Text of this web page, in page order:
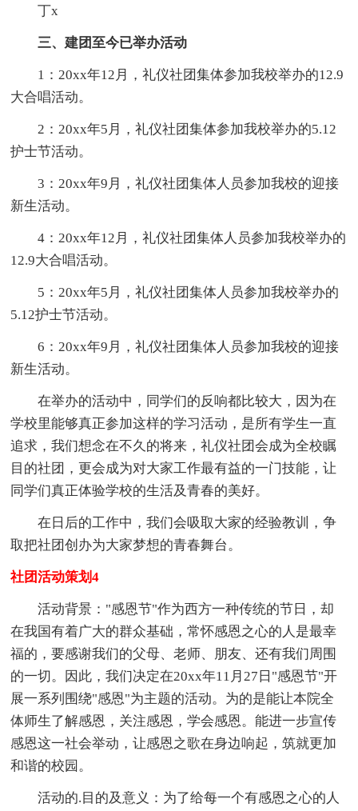
丁x
三、建团至今已举办活动
1：20xx年12月，礼仪社团集体参加我校举办的12.9
大合唱活动。
2：20xx年5月，礼仪社团集体参加我校举办的5.12
护士节活动。
3：20xx年9月，礼仪社团集体人员参加我校的迎接
新生活动。
4：20xx年12月，礼仪社团集体人员参加我校举办的
12.9大合唱活动。
5：20xx年5月，礼仪社团集体人员参加我校举办的
5.12护士节活动。
6：20xx年9月，礼仪社团集体人员参加我校的迎接
新生活动。
在举办的活动中，同学们的反响都比较大，因为在
学校里能够真正参加这样的学习活动，是所有学生一直
追求，我们想念在不久的将来，礼仪社团会成为全校瞩
目的社团，更会成为对大家工作最有益的一门技能，让
同学们真正体验学校的生活及青春的美好。
在日后的工作中，我们会吸取大家的经验教训，争
取把社团创办为大家梦想的青春舞台。
社团活动策划4
活动背景："感恩节"作为西方一种传统的节日，却
在我国有着广大的群众基础，常怀感恩之心的人是最幸
福的，要感谢我们的父母、老师、朋友、还有我们周围
的一切。因此，我们决定在20xx年11月27日"感恩节"开
展一系列围绕"感恩"为主题的活动。为的是能让本院全
体师生了解感恩，关注感恩，学会感恩。能进一步宣传
感恩这一社会举动，让感恩之歌在身边响起，筑就更加
和谐的校园。
活动的.目的及意义：为了给每一个有感恩之心的人